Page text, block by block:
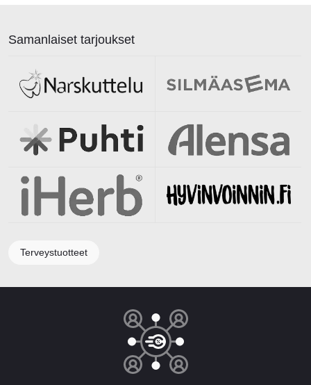
Samanlaiset tarjoukset
Terveystuotteet